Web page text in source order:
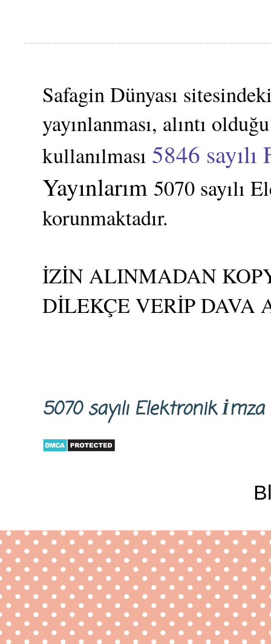
Safagin Dünyası
yayınlanması, alıntı
kullanılması 5846 sayılı
Yayınlarım 5070 sayılı
korunmaktadır.
İZİN ALINMADAN
DİLEKÇE VERİP
5070 sayılı Elektronik